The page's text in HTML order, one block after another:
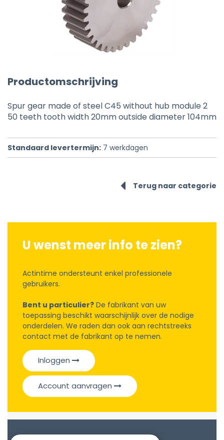
Productomschrijving
Spur gear made of steel C45 without hub module 2
50 teeth tooth width 20mm outside diameter 104mm
Standaard levertermijn: 7 werkdagen
Terug naar categorie
U wenst meer info te zien?
Actintime ondersteunt enkel professionele
gebruikers.
Bent u particulier? De fabrikant van uw
toepassing beschikt waarschijnlijk over de nodige
onderdelen. We raden dan ook aan rechtstreeks
contact met de fabrikant op te nemen.
Inloggen
Account aanvragen